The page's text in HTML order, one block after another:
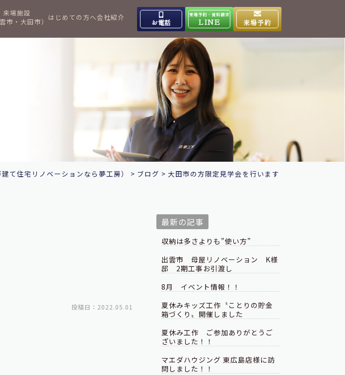
来場施設
雲市・大田市） はじめての方へ会社紹介
お電話
出雲高岡体感ギャラリー
0853-31-4133
9:00～17:00
水曜日
大田ショールーム
0854-86-8640
9:00～17:00
定休日 日曜日
来場予約・資料請求
LINE 来場予約
建て住宅リノベーションなら夢工房） > ブログ > 大田市の方限定見学会を行います
投稿日：2022.05.01
最新の記事
収納は多さよりも”使い方”
出雲市 母屋リノベーション K様
邸 2期工事お引渡し
8月 イベント情報！！
夏休みキッズ工作〝ことりの貯金
箱づくり〟開催しました
夏休み工作 ご参加ありがとうご
ざいました！！
マエダハウジング 東広島店様に訪
問しました！！